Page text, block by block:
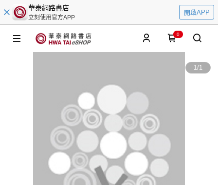
華泰網路書店
立刻使用官方APP
開啟APP
0
1/1